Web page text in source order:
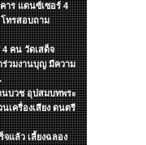
าร แดนซ์เซอร์ 4
ทรสอบถาม
คน วัดเสด็จ
วมงานบุญ มีความ
นบวช อุปสมบทพระ
เครื่องเสียง ดนตรี
แล้ว เลี้ยงฉลอง